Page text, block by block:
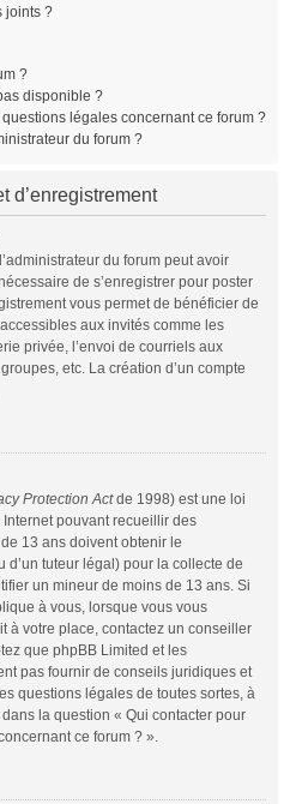
joints ?
?
disponible ?
légales concernant ce forum ?
du forum ?
d’enregistrement
du forum peut avoir
de s’enregistrer pour poster
vous permet de bénéficier de
aux invités comme les
privée, l’envoi de courriels aux
etc. La création d’un compte
Protection Actde 1998) est une loi
pouvant recueillir des
13 ans doivent obtenir le
d’un tuteur légal) pour la collecte de
un mineur de moins de 13 ans. Si
à vous, lorsque vous vous
à votre place, contactez un conseiller
que phpBB Limited et les
pas fournir de conseils juridiques et
questions légales de toutes sortes, à
la question « Qui contacter pour
ce forum ? ».